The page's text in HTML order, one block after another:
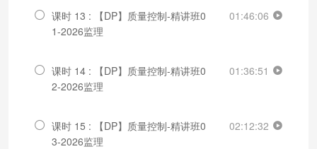
课时 13 : 【DP】质量控制-精讲班0
1-2026监理
01:46:06
课时 14 : 【DP】质量控制-精讲班0
2-2026监理
01:36:51
课时 15 : 【DP】质量控制-精讲班0
3-2026监理
02:12:32